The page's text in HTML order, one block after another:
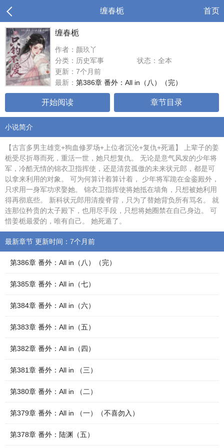
缠春栀 首页
缠春栀
作者：颜玖丫
分类：历史军事
状态：全本
更新：7个月前
最新： 第386章 番外：All in（八）（完）
开始阅读 章节目录
小说简介
【古言多男主雄竞+狗血修罗场+上位者沉沦+复仇+死遁】 上辈子的姜
栀受尽折辱而死，重活一世，她只想复仇。 无论是意气风发的少年将
军，冷酷无情的锦衣卫指挥使，还是清贫孤傲的未来状元郎，都是可
以拿来利用的对象。 可为何算计着算计着， 少年将军跪在金銮殿外，
只求用一身军功求娶她。 锦衣卫指挥使将她抵在墙角，只想被她利用
得再彻底些。 新科状元郎用清瘦脊背，只为了替她背负所有骂名。 就
连那位矜贵的太子殿下，也用尽手段，只想将她圈禁在自己身边。 可
惜姜栀最爱的，唯有自己。 她死遁了。
最新章节 更新时间：7个月前
第386章 番外：All in（八）（完）
第385章 番外：All in（七）
第384章 番外：All in（六）
第383章 番外：All in（五）
第382章 番外：All in（四）
第381章 番外：All in （三）
第380章 番外：All in （二）
第379章 番外：All in （一）（不喜勿入）
第378章 番外：陆渊（五）